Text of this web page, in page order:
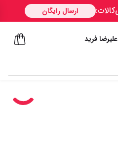
علیرضا فرید